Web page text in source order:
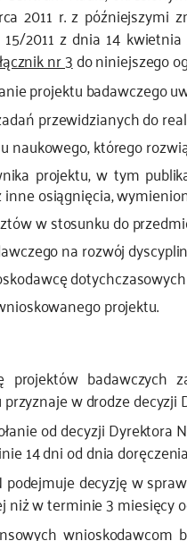
2011 r. z późniejszymi
2011 z dnia 14
nr 3do niniejszego
projektu badawczego
przewidzianych do
naukowego, którego
projektu, w tym
osiągnięcia,
w stosunku do
na rozwój
projektu.
badawczych
w drodze
od decyzji
14 dni od dnia
podejmuje decyzję w
w terminie 3 miesięcy
wnioskodawcom